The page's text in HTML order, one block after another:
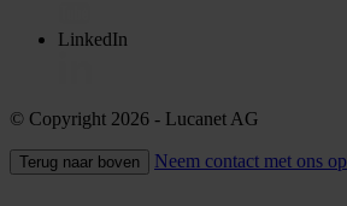
LinkedIn
© Copyright 2026 - Lucanet AG
Terug naar boven Neem contact met ons op